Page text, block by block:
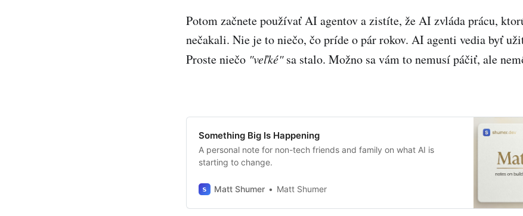
Potom začnete používať AI agentov a zistíte, že AI zvláda prácu,
nečakali. Nie je to niečo, čo príde o pár rokov. AI agenti vedia byť
Proste niečo "veľké"sa stalo. Možno sa vám to nemusí páčiť, ale
Something Big Is Happening
A personal note for non-tech friends and family on what AI is
starting to change.
Matt Shumer Matt Shumer